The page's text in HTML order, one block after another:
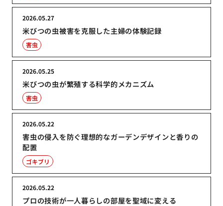
米びつの虫被害を克服した主婦の体験記録
2026.05.27
害虫
米びつの虫が繁殖する科学的メカニズム
2026.05.25
害虫
害虫の侵入を防ぐ理想的なガーデンデザインと香りの
配置
2026.05.22
ゴキブリ
プロの技術が一人暮らしの部屋を聖域に変える
2026.05.22